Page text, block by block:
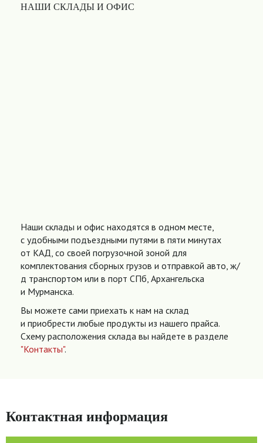
НАШИ СКЛАДЫ И ОФИС
Наши склады и офис находятся в одном месте,
с удобными подъездными путями в пяти минутах
от КАД, со своей погрузочной зоной для
комплектования сборных грузов и отправкой авто, ж/
д транспортом или в порт СПб, Архангельска
и Мурманска.
Вы можете сами приехать к нам на склад
и приобрести любые продукты из нашего прайса.
Схему расположения склада вы найдете в разделе
"Контакты".
Контактная информация